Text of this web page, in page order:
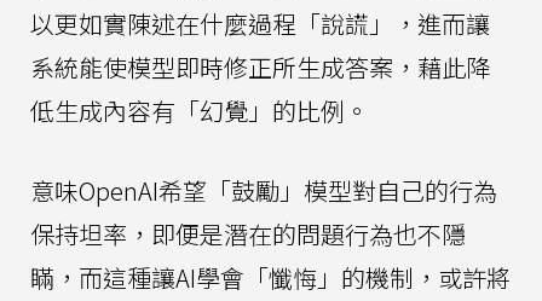
以更如實陳述在什麼過程「說謊」，進而讓
系統能使模型即時修正所生成答案，藉此降
低生成內容有「幻覺」的比例。
意味OpenAI希望「鼓勵」模型對自己的行為
保持坦率，即便是潛在的問題行為也不隱
瞞，而這種讓AI學會「懺悔」的機制，或許將